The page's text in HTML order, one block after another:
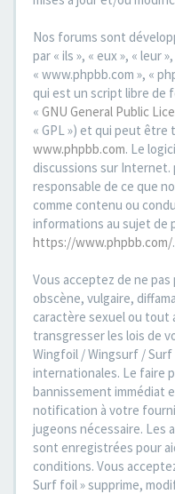
Nos forums sont
par « ils », « eux », « leur
« www.phpbb.com », «
qui est un script libre de
« GNU General Public
« GPL ») et qui peut être
www.phpbb.com. Le
discussions sur Internet.
responsable de ce que
comme contenu ou
informations au sujet de
https://www.phpbb.com/.
Vous acceptez de ne
obscène, vulgaire,
caractère sexuel ou
transgresser les lois de
Wingfoil / Wingsurf /
internationales. Le faire
bannissement immédiat
notification à votre
jugeons nécessaire. Les
sont enregistrées pour
conditions. Vous
Surf foil » supprime,